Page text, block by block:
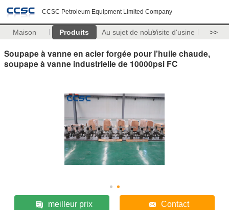
CCSC Petroleum Equipment Limited Company
Maison Produits Au sujet de nousVisite d'usine >>
Soupape à vanne en acier forgée pour l'huile chaude,
soupape à vanne industrielle de 10000psi FC
meilleur prix Contact